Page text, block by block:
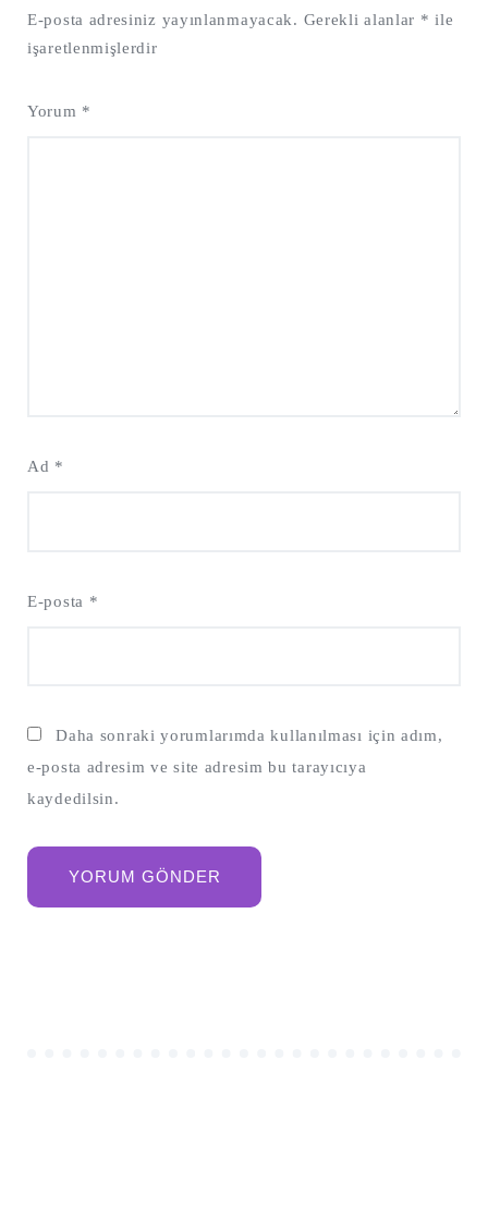
E-posta adresiniz yayınlanmayacak. Gerekli alanlar * ile
işaretlenmişlerdir
Yorum *
Ad *
E-posta *
Daha sonraki yorumlarımda kullanılması için adım,
e-posta adresim ve site adresim bu tarayıcıya
kaydedilsin.